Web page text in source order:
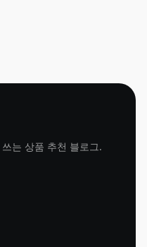
는 상품 추천 블로그.